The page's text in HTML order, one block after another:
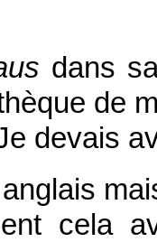
dans
de
devais
cela